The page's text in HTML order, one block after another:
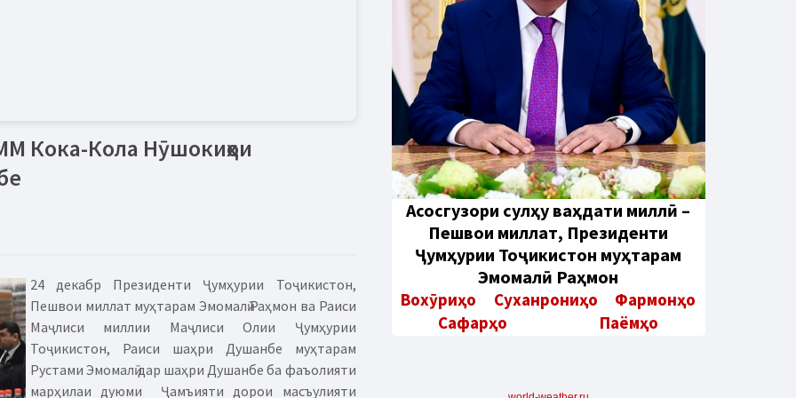
Кока-Кола Нӯшокиҳои
24 декабр Президенти Ҷумҳурии Тоҷикистон,
Пешвои миллат муҳтарам Эмомалӣ Раҳмон ва Раиси
Маҷлиси миллии Маҷлиси Олии Ҷумҳурии
Тоҷикистон, Раиси шаҳри Душанбе муҳтарам
Рустами Эмомалӣ дар шаҳри Душанбе ба фаъолияти
марҳилаи дуюми Ҷамъияти дорои масъулияти
Aсосгузори сулҳу ваҳдати миллӣ –
Пешвои миллат, Президенти
Ҷумҳурии Тоҷикистон муҳтарам
Эмомалӣ Раҳмон
Вохӯриҳо Суханрониҳо
Фармонҳо
Сафарҳо
Паёмҳо